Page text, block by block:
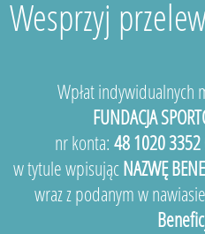
Wesprzyj
Wpłat indywidualnych
FUNDACJA
nr konta: 48 1020
w tytule wpisującNAZWĘ
wraz z podanym w nawiasie